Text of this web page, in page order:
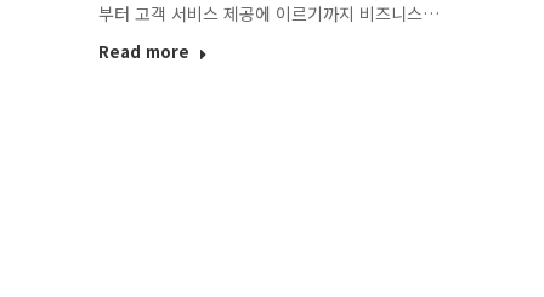
부터 고객 서비스 제공에 이르기까지 비즈니스…
Read more